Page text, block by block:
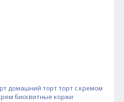
домашний тортторт с кремом
бисквитные коржи